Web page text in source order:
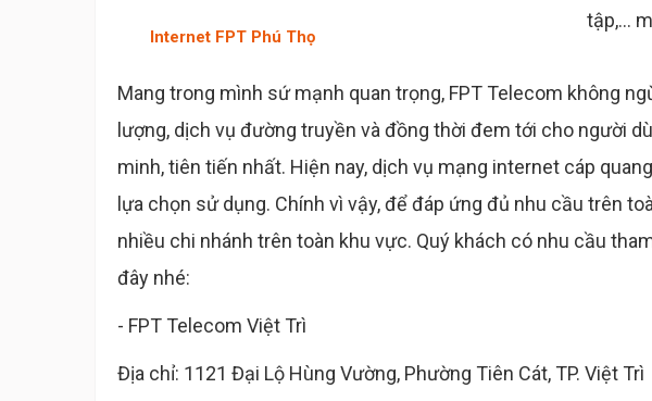
Internet FPT Phú Thọ
tập,...
Mang trong mình sứ mạnh quan trọng, FPT Telecom không
lượng, dịch vụ đường truyền và đồng thời đem tới cho người
minh, tiên tiến nhất. Hiện nay, dịch vụ mạng internet cáp
lựa chọn sử dụng. Chính vì vậy, để đáp ứng đủ nhu cầu trên
nhiều chi nhánh trên toàn khu vực. Quý khách có nhu cầu
đây nhé:
- FPT Telecom Việt Trì
Địa chỉ: 1121 Đại Lộ Hùng Vường, Phường Tiên Cát, TP. Việt Trì